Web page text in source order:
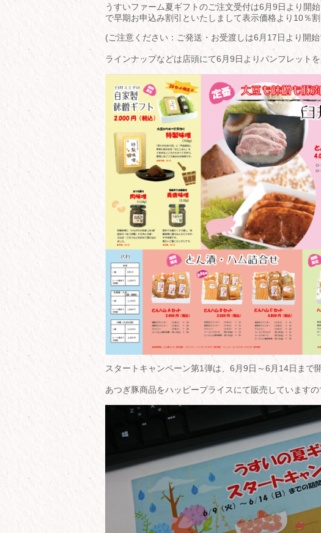
うすいファーム夏ギフトのご注文受付は6月9日より開
で早期お申込み割引といたしまして表示価格より10％
(ご注意ください：ご発送・お受渡しは6月17日より開
ラインナップなどは店頭にて6月9日よりパンフレット
スタートキャンペーン第1弾は、6月9日～6月14日まで